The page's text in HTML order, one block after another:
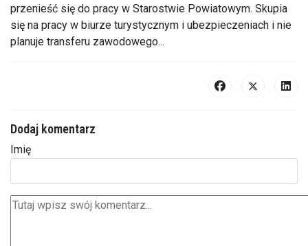
przenieść się do pracy w Starostwie Powiatowym. Skupia
się na pracy w biurze turystycznym i ubezpieczeniach i nie
planuje transferu zawodowego...
Dodaj komentarz
Imię